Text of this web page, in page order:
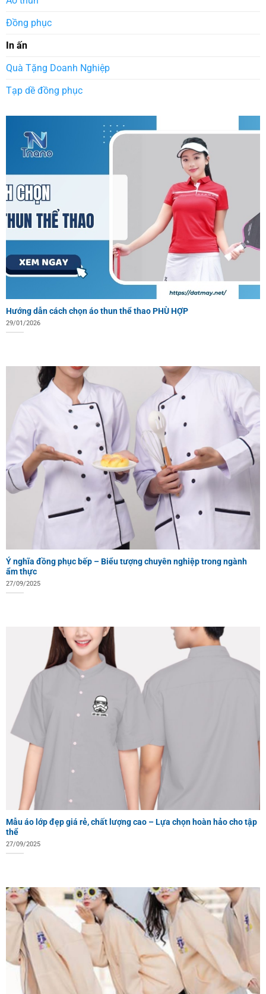
Đồng phục
In ấn
Quà Tặng Doanh Nghiệp
Tạp dề đồng phục
Hướng dẫn cách chọn áo thun thể thao PHÙ HỢP
29/01/2026
Ý nghĩa đồng phục bếp – Biểu tượng chuyên nghiệp trong ngành
ẩm thực
27/09/2025
Mẫu áo lớp đẹp giá rẻ, chất lượng cao – Lựa chọn hoàn hảo cho tập
thể
27/09/2025